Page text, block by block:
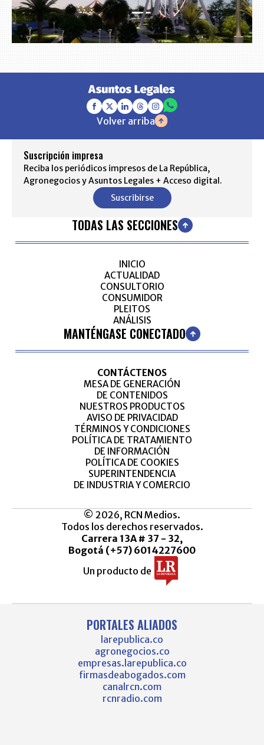
Volver arriba
Suscripción impresa
Reciba los periódicos impresos de La República,
Agronegocios y Asuntos Legales + Acceso digital.
Suscribirse
TODAS LAS SECCIONES
INICIO
ACTUALIDAD
CONSULTORIO
CONSUMIDOR
PLEITOS
ANÁLISIS
MANTÉNGASE CONECTADO
CONTÁCTENOS
MESA DE GENERACIÓN
DE CONTENIDOS
NUESTROS PRODUCTOS
AVISO DE PRIVACIDAD
TÉRMINOS Y CONDICIONES
POLÍTICA DE TRATAMIENTO
DE INFORMACIÓN
POLÍTICA DE COOKIES
SUPERINTENDENCIA
DE INDUSTRIA Y COMERCIO
© 2026, RCN Medios.
Todos los derechos reservados.
Carrera 13A # 37 - 32,
Bogotá (+57) 6014227600
Un producto de
PORTALES ALIADOS
larepublica.co
agronegocios.co
empresas.larepublica.co
firmasdeabogados.com
canalrcn.com
rcnradio.com